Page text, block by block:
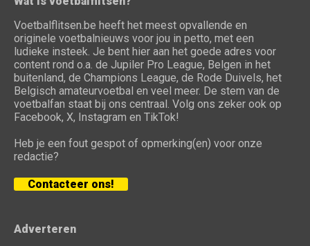
Voetbalflitsen.be heeft het meest opvallende en
originele voetbalnieuws voor jou in petto, met een
ludieke insteek. Je bent hier aan het goede adres voor
content rond o.a. de Jupiler Pro League, Belgen in het
buitenland, de Champions League, de Rode Duivels, het
Belgisch amateurvoetbal en veel meer. De stem van de
voetbalfan staat bij ons centraal. Volg ons zeker ook op
Facebook, X, Instagram en TikTok!
Heb je een fout gespot of opmerking(en) voor onze
redactie?
Contacteer ons!
Adverteren